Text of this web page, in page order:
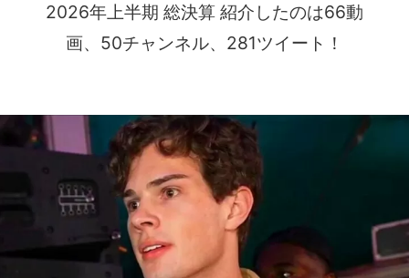
2026年上半期 総決算 紹介したのは66動
画、50チャンネル、281ツイート！